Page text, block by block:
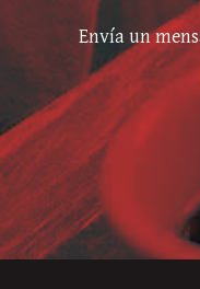
Envía un